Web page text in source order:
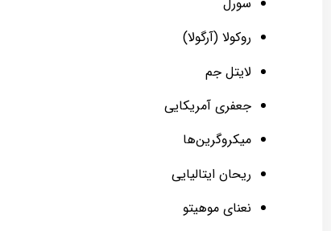
روکولا (آرگولا)
لایتل جم
جعفری آمریکایی
میکروگرین‌ها
ریحان ایتالیایی
نعنای موهیتو